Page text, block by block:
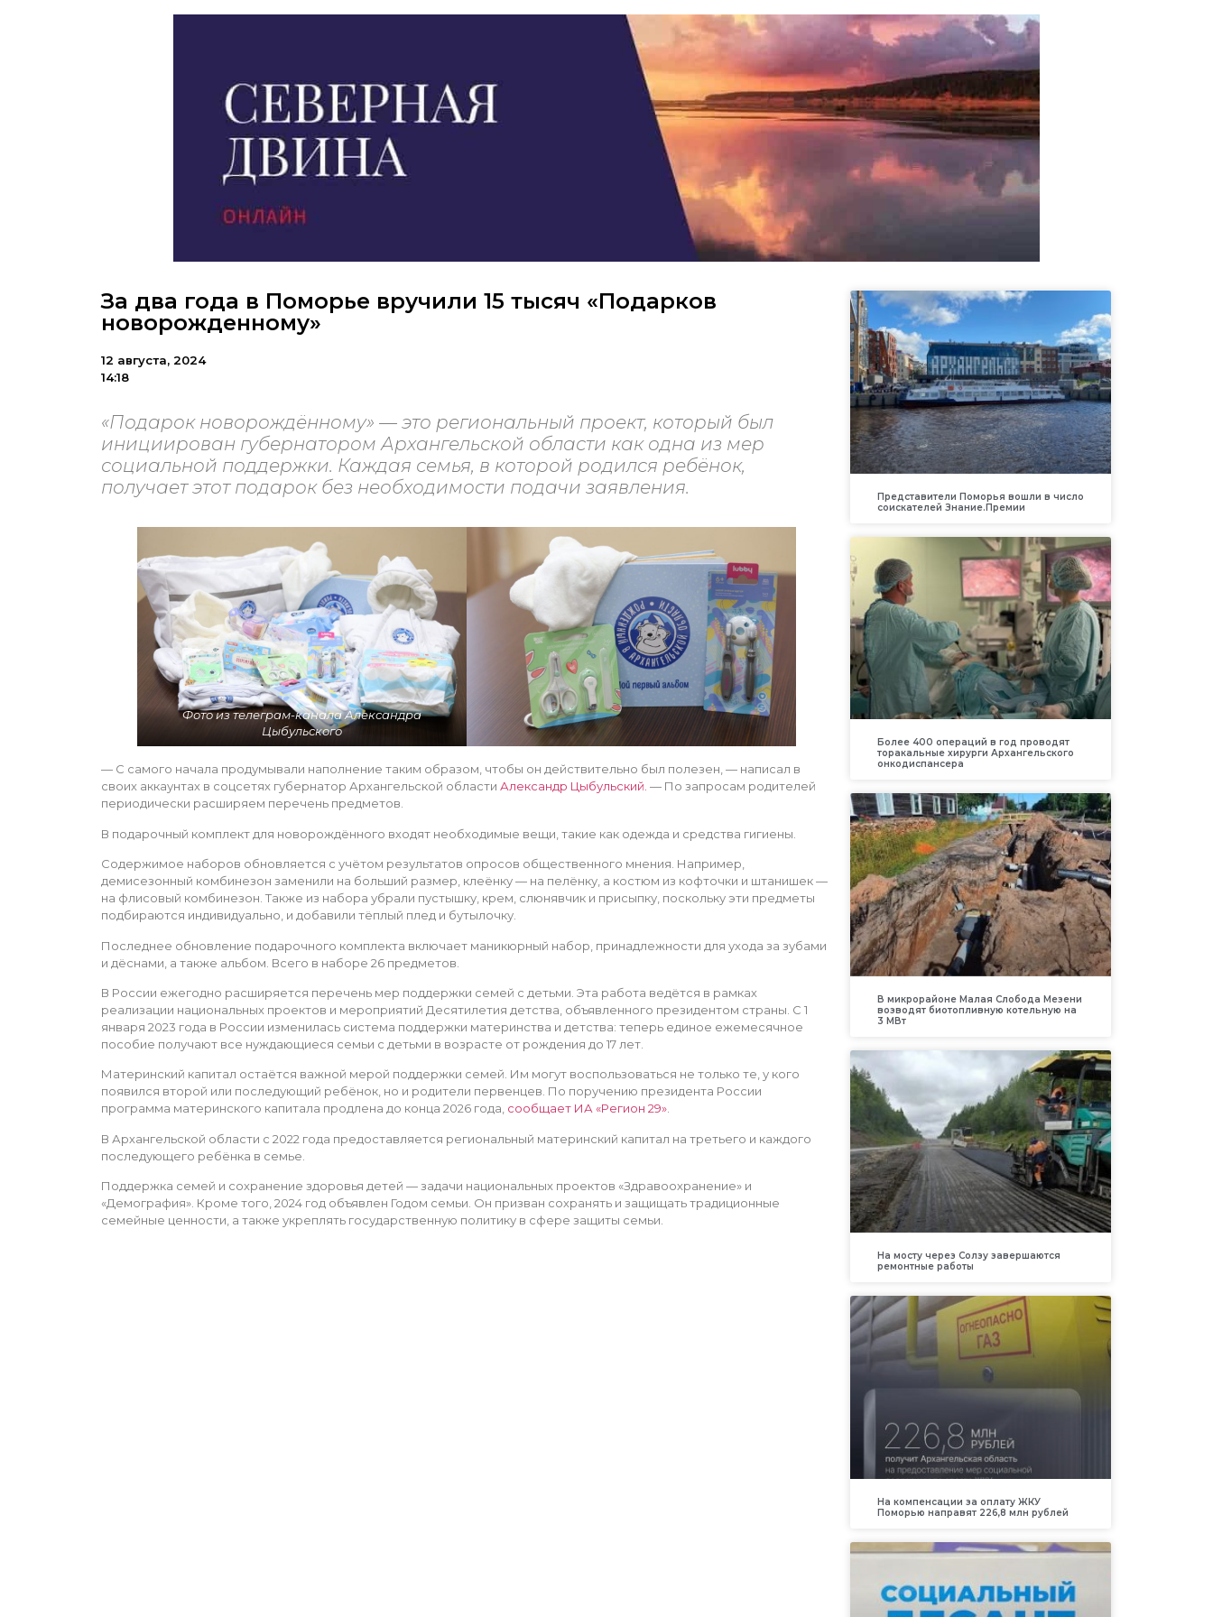
За два года в Поморье вручили 15 тысяч «Подарков
новорожденному»
12 августа, 2024
14:18
«Подарок новорождённому» — это региональный проект, который был
инициирован губернатором Архангельской области как одна из мер
социальной поддержки. Каждая семья, в которой родился ребёнок,
получает этот подарок без необходимости подачи заявления.
Фото из телеграм-канала Александра
Цыбульского
— С самого начала продумывали наполнение таким образом, чтобы он действительно был полезен, — написал в
своих аккаунтах в соцсетях губернатор Архангельской области Александр Цыбульский. — По запросам родителей
периодически расширяем перечень предметов.
В подарочный комплект для новорождённого входят необходимые вещи, такие как одежда и средства гигиены.
Содержимое наборов обновляется с учётом результатов опросов общественного мнения. Например,
демисезонный комбинезон заменили на больший размер, клеёнку — на пелёнку, а костюм из кофточки и штанишек —
на флисовый комбинезон. Также из набора убрали пустышку, крем, слюнявчик и присыпку, поскольку эти предметы
подбираются индивидуально, и добавили тёплый плед и бутылочку.
Последнее обновление подарочного комплекта включает маникюрный набор, принадлежности для ухода за зубами
и дёснами, а также альбом. Всего в наборе 26 предметов.
В России ежегодно расширяется перечень мер поддержки семей с детьми. Эта работа ведётся в рамках
реализации национальных проектов и мероприятий Десятилетия детства, объявленного президентом страны. С 1
января 2023 года в России изменилась система поддержки материнства и детства: теперь единое ежемесячное
пособие получают все нуждающиеся семьи с детьми в возрасте от рождения до 17 лет.
Материнский капитал остаётся важной мерой поддержки семей. Им могут воспользоваться не только те, у кого
появился второй или последующий ребёнок, но и родители первенцев. По поручению президента России
программа материнского капитала продлена до конца 2026 года, сообщает ИА «Регион 29».
В Архангельской области с 2022 года предоставляется региональный материнский капитал на третьего и каждого
последующего ребёнка в семье.
Поддержка семей и сохранение здоровья детей — задачи национальных проектов «Здравоохранение» и
«Демография». Кроме того, 2024 год объявлен Годом семьи. Он призван сохранять и защищать традиционные
семейные ценности, а также укреплять государственную политику в сфере защиты семьи.
Представители Поморья вошли в число
соискателей Знание.Премии
Более 400 операций в год проводят
торакальные хирурги Архангельского
онкодиспансера
В микрорайоне Малая Слобода Мезени
возводят биотопливную котельную на
3 МВт
На мосту через Солзу завершаются
ремонтные работы
На компенсации за оплату ЖКУ
Поморью направят 226,8 млн рублей